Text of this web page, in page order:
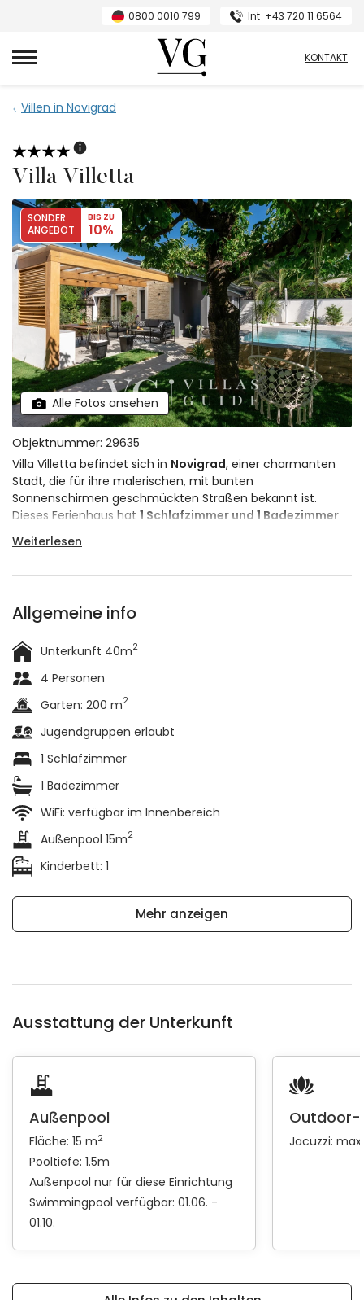
0800 0010 799 Int +43 720 11 6564
VillasGuide
KONTAKT
Villen in Novigrad
Villa Villetta
SONDER
ANGEBOT
BIS ZU
10%
Alle Fotos ansehen
Objektnummer: 29635
Villa Villetta befindet sich in Novigrad, einer charmanten
Stadt, die für ihre malerischen, mit bunten
Sonnenschirmen geschmückten Straßen bekannt ist.
Dieses Ferienhaus hat 1 Schlafzimmer und 1 Badezimmer
und kann bis zu
kompakt ist, bietet sie genug Platz für eine kleine Familie
Weiterlesen
Allgemeine info
Unterkunft 40m2
4 Personen
Garten: 200 m2
Jugendgruppen erlaubt
1 Schlafzimmer
1 Badezimmer
WiFi: verfügbar im Innenbereich
Außenpool 15m2
Kinderbett: 1
Mehr anzeigen
Ausstattung der Unterkunft
Außenpool
Fläche: 15 m2
Pooltiefe: 1.5m
Außenpool nur für diese Einrichtung
Swimmingpool verfügbar: 01.06. -
01.10.
Outdoor-
Jacuzzi: